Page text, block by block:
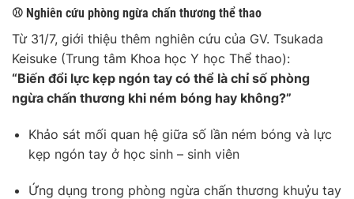
⚾ Nghiên cứu phòng ngừa chấn thương thể thao
Từ 31/7, giới thiệu thêm nghiên cứu của GV. Tsukada
Keisuke (Trung tâm Khoa học Y học Thể thao):
“Biến đổi lực kẹp ngón tay có thể là chỉ số phòng
ngừa chấn thương khi ném bóng hay không?”
Khảo sát mối quan hệ giữa số lần ném bóng và lực
kẹp ngón tay ở học sinh – sinh viên
Ứng dụng trong phòng ngừa chấn thương khuỷu tay